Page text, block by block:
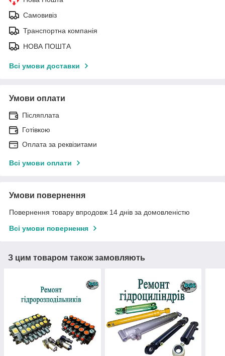
Самовивіз
Транспортна компанія
НОВА ПОШТА
Всі умови доставки
Умови оплати
Післяплата
Готівкою
Оплата за реквізитами
Всі умови оплати
Умови повернення
Повернення товару впродовж 14 днів за домовленістю
Всі умови повернення
З цим товаром також замовляють